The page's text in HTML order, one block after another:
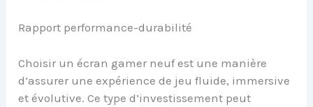
Rapport performance-durabilité
Choisir un écran gamer neuf est une manière
d’assurer une expérience de jeu fluide, immersive
et évolutive. Ce type d’investissement peut